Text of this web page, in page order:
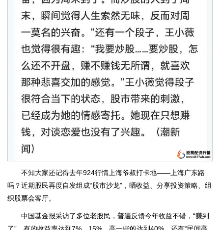
不知大家还记得去年924行情上海爷叔打卡地——上海广东路
吗？近期股民再度自发组成“股市沙龙”，晒收益、分享投资策略、组
织股票会客厅。
中国基金报采访了多位老股民，普遍反馈今年收益不错，“赚到
了”，有的收益率达到7%、15%，高一些的达到40%。还有“民间高